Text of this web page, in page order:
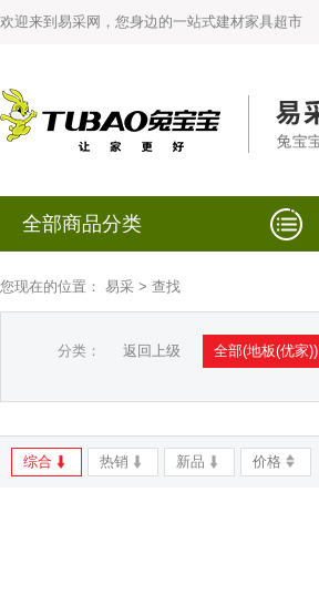
欢迎来到易采网，您身边的一站式建材家具超市
全部商品分类
您现在的位置： 易采 > 查找
分类： 返回上级 全部(地板(优家))
综合 热销 新品 价格